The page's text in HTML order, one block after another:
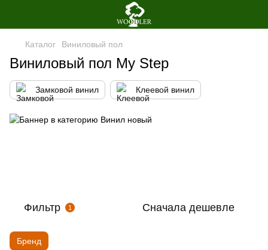
Каталог Виниловый пол
Виниловый пол My Step
Замковой винил Клеевой винил
Фильтр 1 Сначала дешевле
Бренд